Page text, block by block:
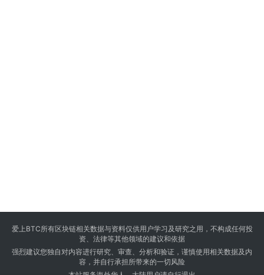
爱上BTC所有区块链相关数据与资料仅供用户学习及研究之用，不构成任何投
资、法律等其他领域的建议和依据
强烈建议您独自对内容进行研究、审查、分析和验证，谨慎使用相关数据及内
容，并自行承担所带来的一切风险